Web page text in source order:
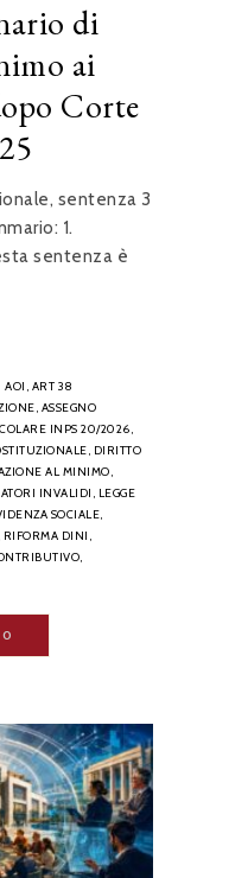
di
ai
Corte
sentenza 3
1.
sentenza è
AOI, ART 38
ASSEGNO
INPS 20/2026,
DIRITTO
AL MINIMO,
INVALIDI, LEGGE
SOCIALE,
RIFORMA DINI,
0